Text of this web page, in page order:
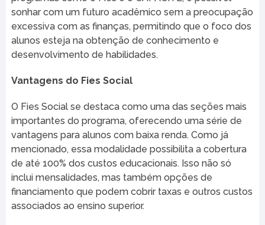
sonhar com um futuro acadêmico sem a preocupação
excessiva com as finanças, permitindo que o foco dos
alunos esteja na obtenção de conhecimento e
desenvolvimento de habilidades.
Vantagens do Fies Social
O Fies Social se destaca como uma das seções mais
importantes do programa, oferecendo uma série de
vantagens para alunos com baixa renda. Como já
mencionado, essa modalidade possibilita a cobertura
de até 100% dos custos educacionais. Isso não só
inclui mensalidades, mas também opções de
financiamento que podem cobrir taxas e outros custos
associados ao ensino superior.